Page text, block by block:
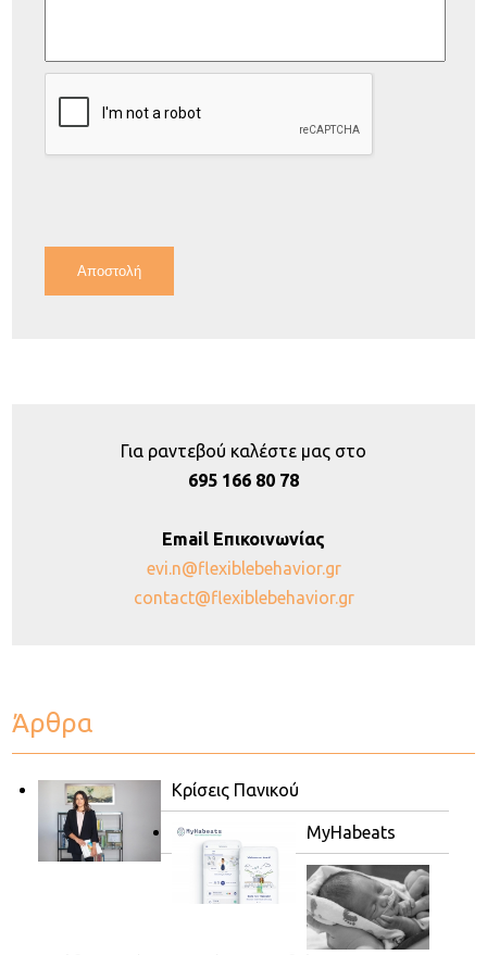
Για ραντεβού καλέστε μας στο
695 166 80 78
Email Επικοινωνίας
evi.n@flexiblebehavior.gr
contact@flexiblebehavior.gr
Άρθρα
Κρίσεις Πανικού
MyHabeats